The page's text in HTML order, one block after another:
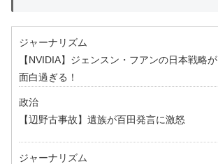
ジャーナリズム
【NVIDIA】ジェンスン・フアンの日本戦略が
面白過ぎる！
政治
【辺野古事故】遺族が百田発言に激怒
ジャーナリズム